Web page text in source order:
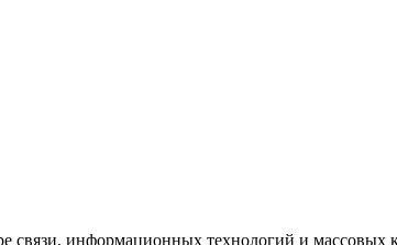
связи, информационных технологий и